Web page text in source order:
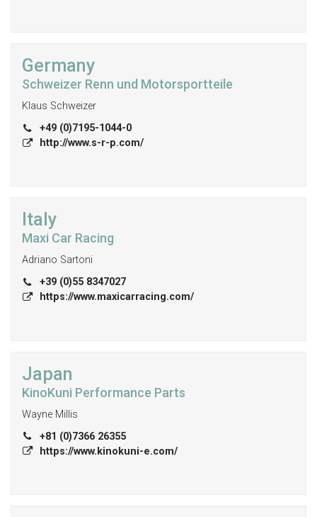
Germany
Schweizer Renn und Motorsportteile
Klaus Schweizer
+49 (0)7195-1044-0
http://www.s-r-p.com/
Italy
Maxi Car Racing
Adriano Sartoni
+39 (0)55 8347027
https://www.maxicarracing.com/
Japan
KinoKuni Performance Parts
Wayne Millis
+81 (0)7366 26355
https://www.kinokuni-e.com/